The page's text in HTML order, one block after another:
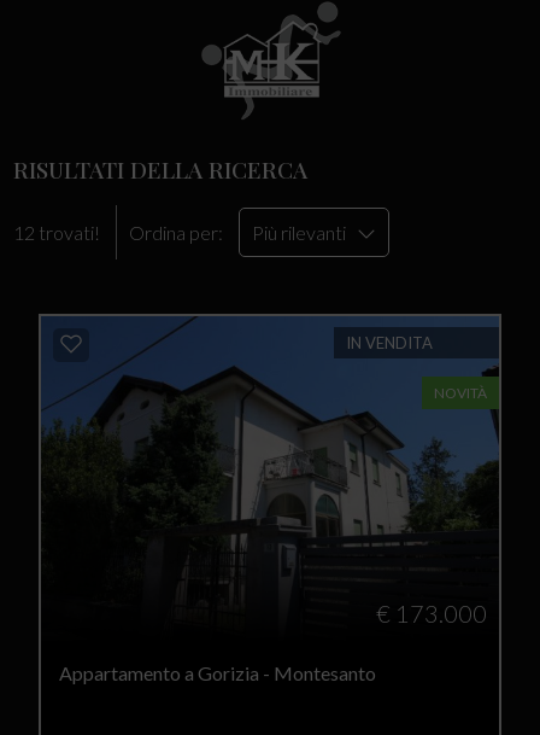
RISULTATI DELLA RICERCA
12 trovati! Ordina per: Più rilevanti
IN VENDITA
NOVITÀ
€ 173.000
Appartamento a Gorizia - Montesanto